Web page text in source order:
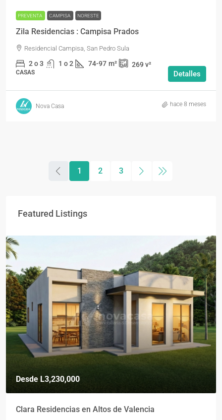
PREVENTA CAMPISA NORESTE
Zila Residencias : Campisa Prados
Residencial Campisa, San Pedro Sula
2 o 3 1 o 2 74-97 m² 269 v²
CASAS Detalles
Nova Casa hace 8 meses
1 2 3
Featured Listings
Desde L3,230,000
Clara Residencias en Altos de Valencia